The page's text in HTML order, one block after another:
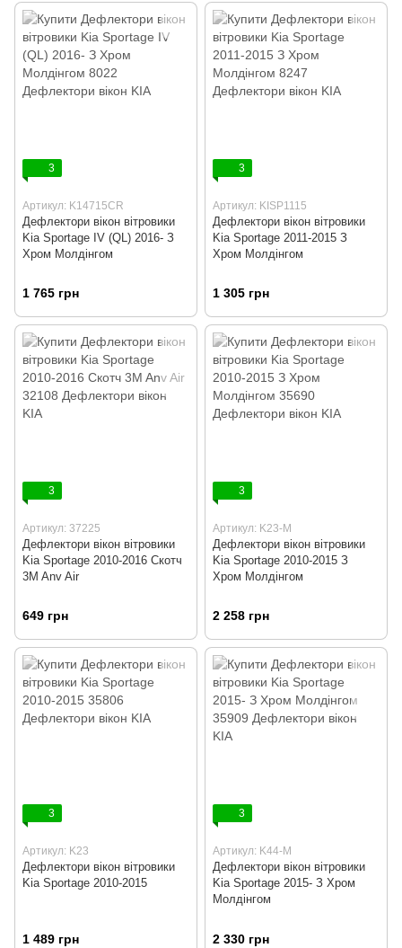
3
Артикул: K14715CR
Дефлектори вікон вітровики
Kia Sportage IV (QL) 2016- З
Хром Молдінгом
1 765 грн
3
Артикул: KISP1115
Дефлектори вікон вітровики
Kia Sportage 2011-2015 З
Хром Молдінгом
1 305 грн
3
Артикул: 37225
Дефлектори вікон вітровики
Kia Sportage 2010-2016 Скотч
3M Anv Air
649 грн
3
Артикул: K23-М
Дефлектори вікон вітровики
Kia Sportage 2010-2015 З
Хром Молдінгом
2 258 грн
3
Артикул: K23
Дефлектори вікон вітровики
Kia Sportage 2010-2015
1 489 грн
3
Артикул: K44-M
Дефлектори вікон вітровики
Kia Sportage 2015- З Хром
Молдінгом
2 330 грн